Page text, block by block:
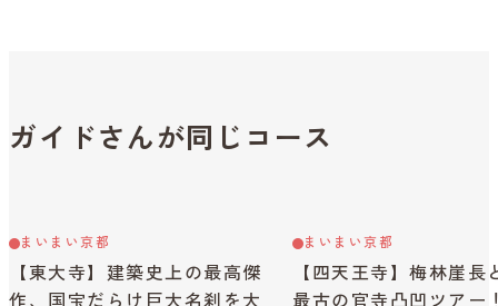
ガイドさんが同じコース
まいまい京都
【東大寺】建築史上の最高傑
作、国宝だらけ巨大名刹を大
まいまい京都
【四天王寺】梅林崖長
最古の官寺凸凹ツアー